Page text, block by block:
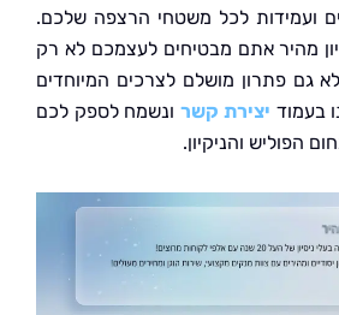
לכל משטחי הרצפה שלכם.
אתם מבטיחים לעצמכם לא רק
מושלם לצרכים המיוחדים
יצירת קשר ונשמח לספק לכם
והניקיון.